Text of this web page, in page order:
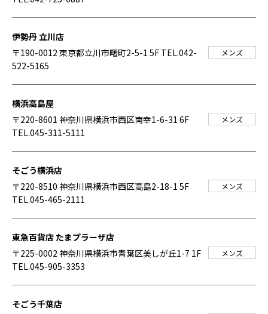
伊勢丹 立川店
〒190-0012 東京都立川市曙町2-5-1 5F TEL.042-
522-5165
メンズ
横浜高島屋
〒220-8601 神奈川県横浜市西区南幸1-6-31 6F
TEL.045-311-5111
メンズ
そごう横浜店
〒220-8510 神奈川県横浜市西区高島2-18-1 5F
TEL.045-465-2111
メンズ
東急百貨店 たまプラーザ店
〒225-0002 神奈川県横浜市青葉区美しが丘1-7 1F
TEL.045-905-3353
メンズ
そごう千葉店